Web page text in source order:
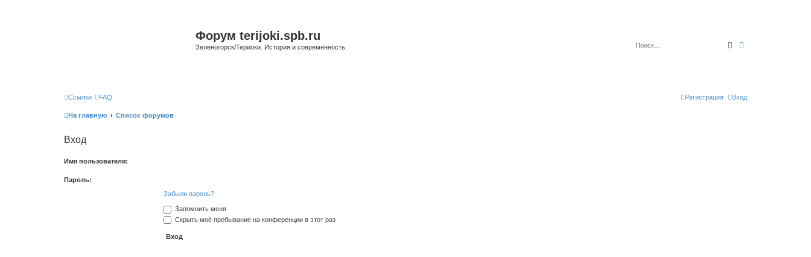
Форум terijoki.spb.ru
Зеленогорск/Териоки. История и современность. Поиск
Ссылки FAQ Вход
Регистрация
На главную Список форумов
Вход
Имя пользователя:
Пароль:
Забыли пароль?
Запомнить меня
Скрыть моё пребывание на конференции в этот раз